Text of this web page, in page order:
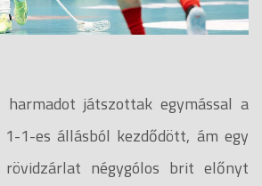
játszottak egymással a
1-es állásból kezdődött, ám egy
rövidzárlat négygólos brit előnyt